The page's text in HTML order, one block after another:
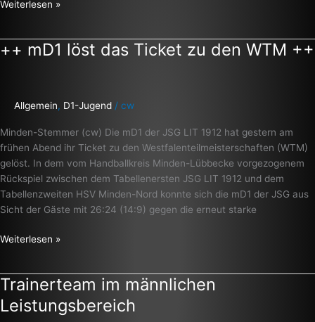
Weiterlesen »
++ mD1 löst das Ticket zu den WTM ++
Allgemein, D1-Jugend / cw
Minden-Stemmer (cw) Die mD1 der JSG LIT 1912 hat gestern am
frühen Abend ihr Ticket zu den Westfalenteilmeisterschaften (WTM)
gelöst. In dem vom Handballkreis Minden-Lübbecke vorgezogenem
Rückspiel zwischen dem Tabellenersten JSG LIT 1912 und dem
Tabellenzweiten HSV Minden-Nord konnte sich die mD1 der JSG aus
Sicht der Gäste mit 26:24 (14:9) gegen die erneut starke
++
Ticket
den
WTM
++
Weiterlesen »
Trainerteam im männlichen
Leistungsbereich
Trainerteam
im
männlichen